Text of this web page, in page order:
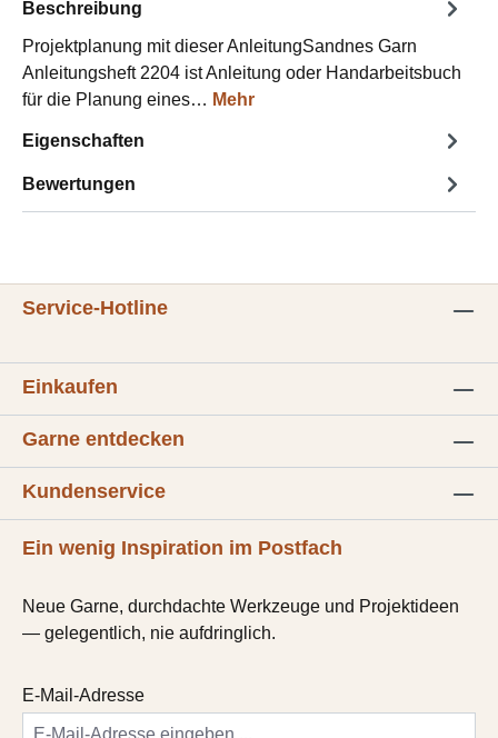
Beschreibung
Projektplanung mit dieser AnleitungSandnes Garn
Anleitungsheft 2204 ist Anleitung oder Handarbeitsbuch
für die Planung eines… Mehr
Eigenschaften
Bewertungen
Service-Hotline
Einkaufen
Garne entdecken
Kundenservice
Ein wenig Inspiration im Postfach
Neue Garne, durchdachte Werkzeuge und Projektideen
— gelegentlich, nie aufdringlich.
E-Mail-Adresse